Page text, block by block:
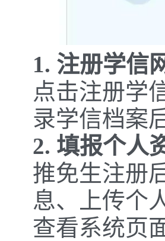
1. 注册学信
点击注册学
录学信档案
2. 填报个人
推免生注册
息、上传个
查看系统页